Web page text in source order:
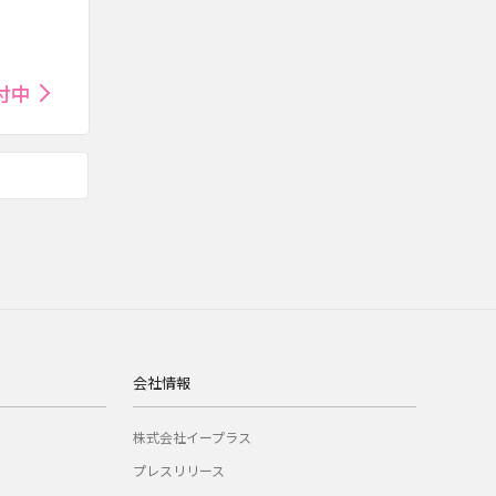
中
会社情報
株式会社イープラス
プレスリリース